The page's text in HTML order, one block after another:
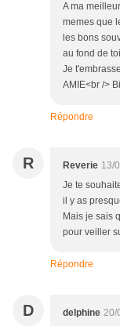
A ma
memes que
les bons
au fond de
Je
AMIE<br />
Répondre
R Reverie 13/
Je te
il y as
Mais je sais
pour veiller
Répondre
D delphine 20/